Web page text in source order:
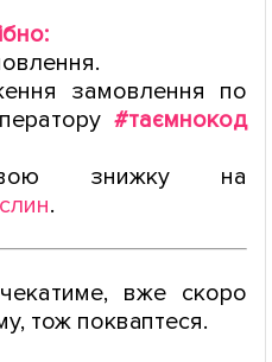
замовлення по
#таємнокод
знижку на
.
вже скоро
тож покваптеся.